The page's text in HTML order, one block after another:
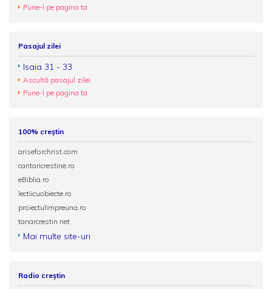
Pune-l pe pagina ta
Pasajul zilei
Isaia 31 - 33
Ascultă pasajul zilei
Pune-l pe pagina ta
100% creștin
ariseforchrist.com
cantaricrestine.ro
eBiblia.ro
lectiicuobiecte.ro
proiectulimpreuna.ro
tanarcrestin.net
Mai multe site-uri
Radio creștin